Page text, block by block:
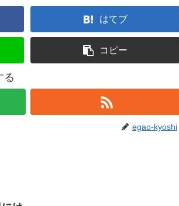
はてブ
コピー
る
egao-kyoshi